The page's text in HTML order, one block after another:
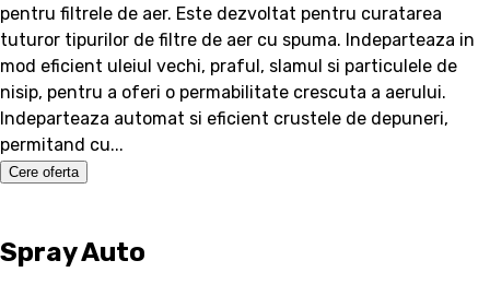
pentru filtrele de aer. Este dezvoltat pentru curatarea
tuturor tipurilor de filtre de aer cu spuma. Indeparteaza in
mod eficient uleiul vechi, praful, slamul si particulele de
nisip, pentru a oferi o permabilitate crescuta a aerului.
Indeparteaza automat si eficient crustele de depuneri,
permitand cu...
Cere oferta
Spray Auto